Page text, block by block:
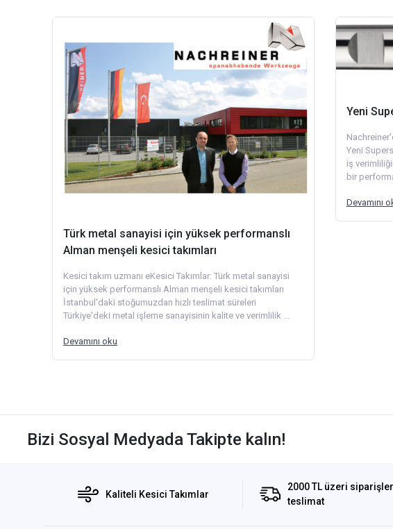
Türk metal sanayisi için yüksek performanslı
Alman menşeli kesici takımları
Kesici takım uzmanı eKesici Takımlar: Türk metal sanayisi
için yüksek performanslı Alman menşeli kesici takımları
İstanbul'daki stoğumuzdan hızlı teslimat süreleri
Türkiye'deki metal işleme sanayisinin kalite ve verimlilik ...
Devamını oku
Yeni
Yeni
iş
bir
Devamını
Bizi Sosyal Medyada Takipte kalın!
Kaliteli Kesici Takımlar
2000 TL üzeri
teslimat